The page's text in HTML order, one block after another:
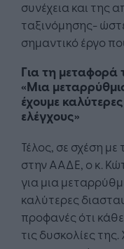
συνέχεια και της
ταξινόμησης-
σημαντικό έργο
Για τη
«Μια
έχουμε
ελέγχους»
Τέλος, σε σχέση
στην ΑΑΔΕ, ο κ.
για μια
καλύτερες
προφανές ότι
τις δυσκολίες